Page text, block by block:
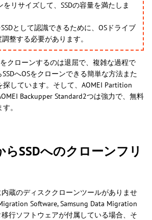
をリサイズして、SSDの容量を満たしま
として認識できるために、OSドライブ
整する必要があります。
をクローンするのは退屈で、複雑な過程で
へOSをクローンできる簡単な方法また
しています。そして、AOMEI Partition
Backupper Standard2つは強力で、無料
。
らSSDへのクローンフリ
蔵のディスククローンツールがありませ
Software, Samsung Data Migration
行ソフトウェアが付属している場合、そ